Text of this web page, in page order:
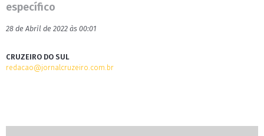
específico
28 de Abril de 2022 às 00:01
CRUZEIRO DO SUL
redacao@jornalcruzeiro.com.br